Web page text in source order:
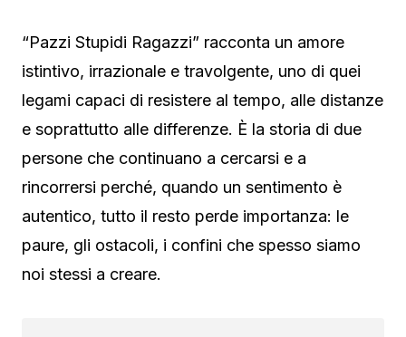
“Pazzi Stupidi Ragazzi” racconta un amore
istintivo, irrazionale e travolgente, uno di quei
legami capaci di resistere al tempo, alle distanze
e soprattutto alle differenze. È la storia di due
persone che continuano a cercarsi e a
rincorrersi perché, quando un sentimento è
autentico, tutto il resto perde importanza: le
paure, gli ostacoli, i confini che spesso siamo
noi stessi a creare.